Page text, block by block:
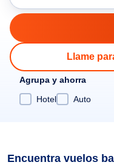
Llame
Agrupa y ahorra
Hotel
Auto
Encuentra vuelos